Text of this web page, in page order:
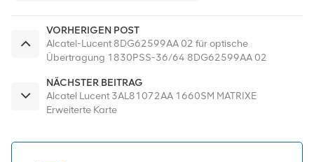
VORHERIGEN POST
Alcatel-Lucent 8DG62599AA 02 für optische
Übertragung 1830PSS-36/64 8DG62599AA 02
NÄCHSTER BEITRAG
Alcatel Lucent 3AL81072AA 1660SM MATRIXE
Erweiterte Karte